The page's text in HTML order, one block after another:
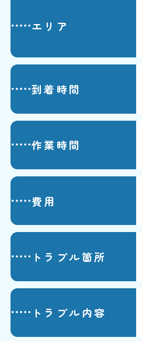
エリア
到着時間
作業時間
費用
トラブル箇所
トラブル内容